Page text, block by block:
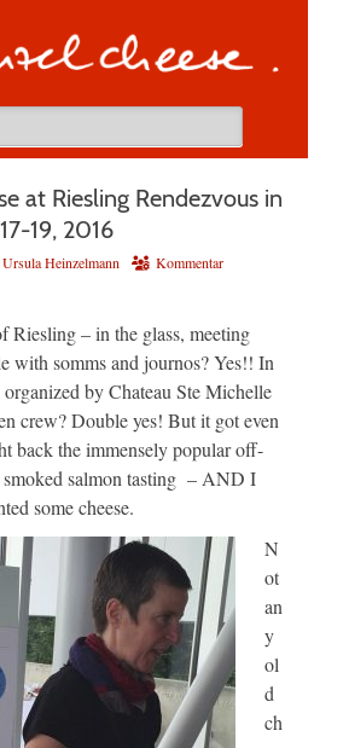
at Riesling Rendezvous in
19, 2016
Ursula Heinzelmann
Kommentar
Riesling – in the glass, meeting
with somms and journos? Yes!! In
by Chateau Ste Michelle
crew? Double yes! But it got even
back the immensely popular off-
salmon tasting – AND I
some cheese.
N
ot
an
y
ol
d
ch